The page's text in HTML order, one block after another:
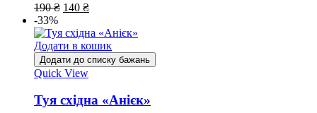
190₴ 140 ₴
-33%
Додати в кошик
Додати до списку бажань
Quick View
Туя східна «Анієк»